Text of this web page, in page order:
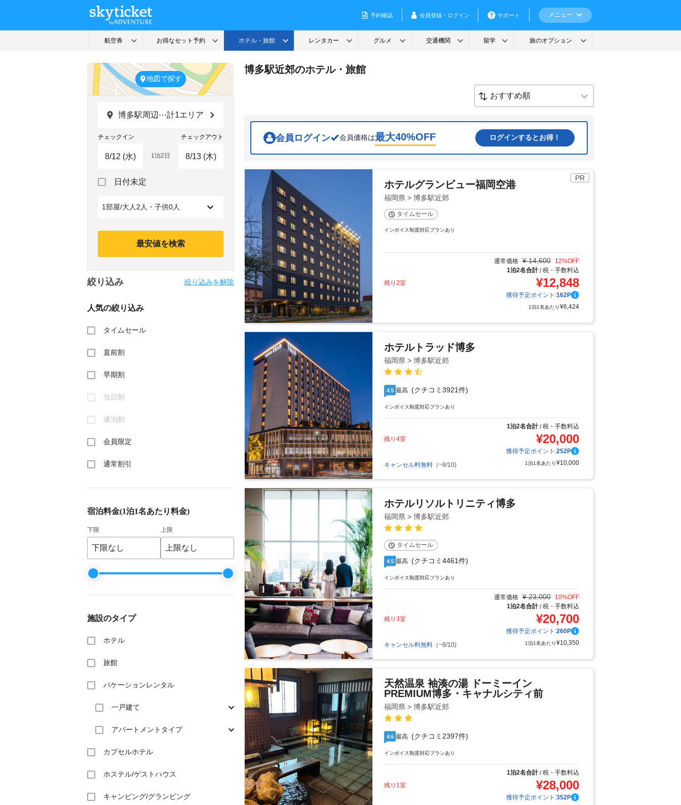
地図で探す
博多駅周辺⋯計1エリア
チェックイン チェックアウト
forward
with
a
Press
the
key
get
shortcuts
changing
1泊2日
with
select
Press
the
日付未定
1部屋/大人2人・子供0人
最安値を検索
絞り込み 絞り込みを解除
人気の絞り込み
タイムセール
直前割
早期割
当日割
連泊割
会員限定
通常割引
宿泊料金(1泊1名あたり料金)
下限 上限
施設のタイプ
ホテル
旅館
バケーションレンタル
一戸建て
アパートメントタイプ
カプセルホテル
ホステル/ゲストハウス
キャンピング/グランピング
博多駅近郊のホテル・旅館
会員ログイン 会員価格は最大40%OFF ログインするとお得！
PR
ホテルグランビュー福岡空港
福岡県 > 博多駅近郊
タイムセール
インボイス制度対応プランあり
通常価格 ¥ 14,600 12%OFF
1泊2名合計/税・手数料込
残り2室
¥12,848
獲得予定ポイント:162P
1泊1名あたり¥6,424
ホテルトラッド博多
福岡県 > 博多駅近郊
4.5 最高 (クチコミ3921件)
インボイス制度対応プランあり
1泊2名合計/税・手数料込
残り4室
¥20,000
獲得予定ポイント:252P
キャンセル料無料 （~8/10) 1泊1名あたり¥10,000
ホテルリソルトリニティ博多
福岡県 > 博多駅近郊
タイムセール
4.5 最高 (クチコミ4461件)
インボイス制度対応プランあり
通常価格 ¥ 23,000 10%OFF
1泊2名合計/税・手数料込
残り3室
¥20,700
獲得予定ポイント:260P
キャンセル料無料 （~8/10) 1泊1名あたり¥10,350
天然温泉 袖湊の湯 ドーミーイン
PREMIUM博多・キャナルシティ前
福岡県 > 博多駅近郊
4.6 最高 (クチコミ2397件)
インボイス制度対応プランあり
1泊2名合計/税・手数料込
残り1室
¥28,000
獲得予定ポイント:352P